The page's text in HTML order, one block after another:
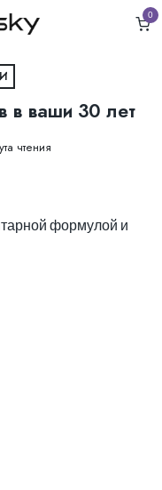
0
в ваши 30 лет
чтения
формулой и